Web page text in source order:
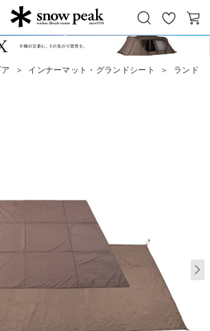
Snow Peak
お
気
カ
＞ インナーマット・グランドシート ＞ ランド